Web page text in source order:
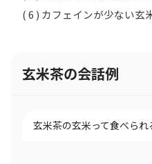
( 6 ) カフェインが少ない玄
玄米茶の会話例
玄米茶の玄米って食べられ